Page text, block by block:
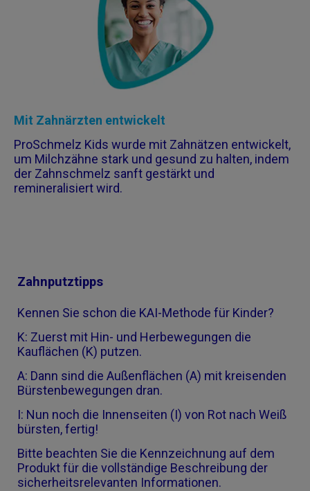
Mit Zahnärzten entwickelt​
ProSchmelz Kids wurde mit Zahnätzen entwickelt,
um Milchzähne stark und gesund zu halten, indem
der Zahnschmelz sanft gestärkt und
remineralisiert wird.
Zahnputztipps
Kennen Sie schon die KAI-Methode für Kinder?
K: Zuerst mit Hin- und Herbewegungen die
Kauflächen (K) putzen.
A: Dann sind die Außenflächen (A) mit kreisenden
Bürstenbewegungen dran.
I: Nun noch die Innenseiten (I) von Rot nach Weiß
bürsten, fertig!
Bitte beachten Sie die Kennzeichnung auf dem
Produkt für die vollständige Beschreibung der
sicherheitsrelevanten Informationen.